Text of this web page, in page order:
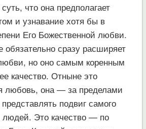
что она предполагает
и узнавание хотя бы в
Его Божественной любви.
обязательно сразу расширяет
но оно самым коренным
качество. Отныне это
любовь, она — за пределами
подвиг самого
Это качество — по